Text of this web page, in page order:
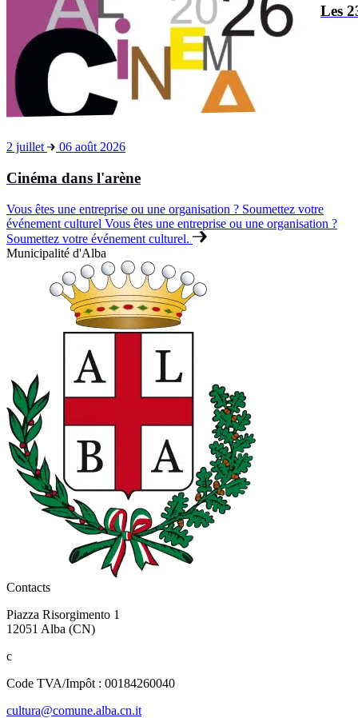
2 juillet 06 août 2026
Cinéma dans l'arène
Les
Vous êtes une entreprise ou une organisation ? Soumettez votre
événement culturel Vous êtes une entreprise ou une organisation ?
Soumettez votre événement culturel.
Municipalité d'Alba
Contacts
Piazza Risorgimento 1
12051 Alba (CN)
c
Code TVA/Impôt : 00184260040
cultura@comune.alba.cn.it